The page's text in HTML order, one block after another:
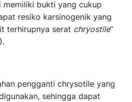
memiliki bukti yang cukup
resiko karsinogenik yang
terhirupnya serat chryostile”
pengganti chrysotile yang
sehingga dapat